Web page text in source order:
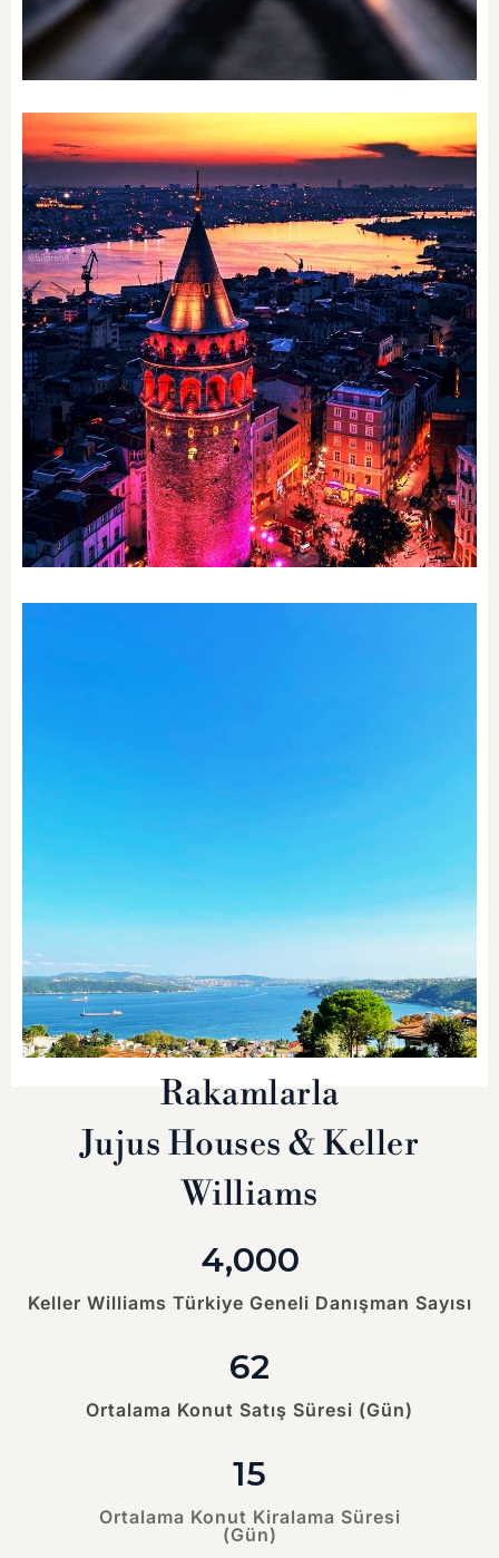
Beyoğlu / Taksim
Galata / Cihangir
SEMTI KEŞFET
Rakamlarla
Jujus Houses & Keller
Williams
4,000
Keller Williams Türkiye Geneli Danışman Sayısı
62
Ortalama Konut Satış Süresi (Gün)
15
Ortalama Konut Kiralama Süresi
(Gün)